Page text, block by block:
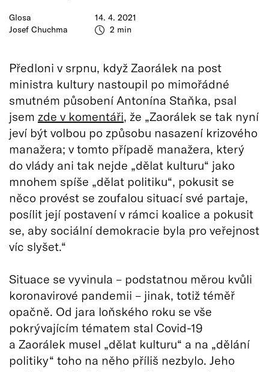
Glosa
Josef Chuchma
14. 4. 2021
2 min
Předloni v srpnu, když Zaorálek na post
ministra kultury nastoupil po mimořádné
smutném působení Antonína Staňka, psal
jsem zde v komentáři, že „Zaorálek se tak nyní
jeví být volbou po způsobu nasazení krizového
manažera; v tomto případě manažera, který
do vlády ani tak nejde „dělat kulturu“ jako
mnohem spíše „dělat politiku“, pokusit se
něco provést se zoufalou situací své partaje,
posílit její postavení v rámci koalice a pokusit
se, aby sociální demokracie byla pro veřejnost
víc slyšet.“
Situace se vyvinula – podstatnou měrou kvůli
koronavirové pandemii – jinak, totiž téměř
opačně. Od jara loňského roku se vše
pokrývajícím tématem stal Covid-19
a Zaorálek musel „dělat kulturu“ a na „dělání
politiky“ toho na něho příliš nezbylo. Jeho